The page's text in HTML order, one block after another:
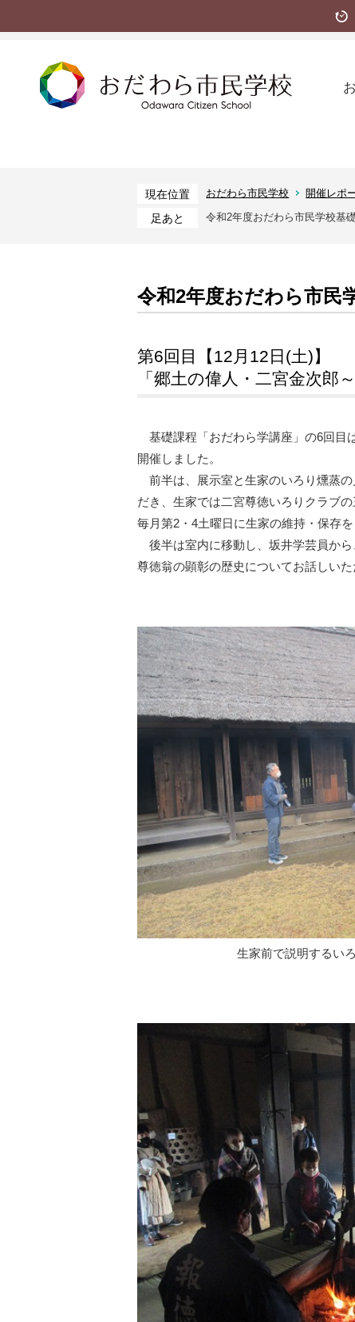
現在位置 おだわら市民学校 開催レポ
足あと 令和2年度おだわら市民学校基
令和2年度おだわら市民
第6回目【12月12日(土)】
「郷土の偉人・二宮金次郎
基礎課程「おだわら学講座」の6回目
開催しました。
前半は、展示室と生家のいろり燻蒸
だき、生家では二宮尊徳いろりクラブ
毎月第2・4土曜日に生家の維持・保存
後半は室内に移動し、坂井学芸員か
尊徳翁の顕彰の歴史についてお話しいた
生家前で説明するい